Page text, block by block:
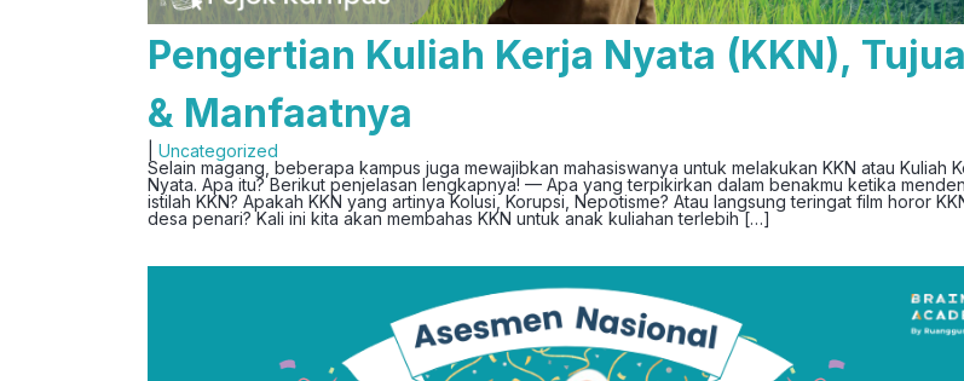
Pengertian Kuliah Kerja Nyata (KKN),
& Manfaatnya
Uncategorized
Selain magang, beberapa kampus juga mewajibkan mahasiswanya untuk melakukan KKN atau Kuliah
Nyata. Apa itu? Berikut penjelasan lengkapnya! — Apa yang terpikirkan dalam benakmu ketika
istilah KKN? Apakah KKN yang artinya Kolusi, Korupsi, Nepotisme? Atau langsung teringat film horor
desa penari? Kali ini kita akan membahas KKN untuk anak kuliahan terlebih […]